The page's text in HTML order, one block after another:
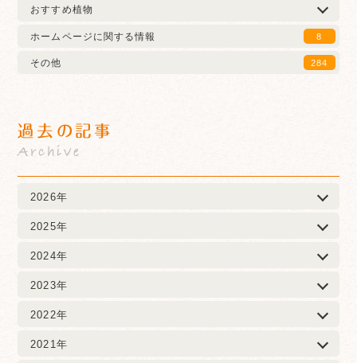
おすすめ植物
ホームページに関する情報
8
その他 284
過去の記事
Archive
2026年
2025年
2024年
2023年
2022年
2021年